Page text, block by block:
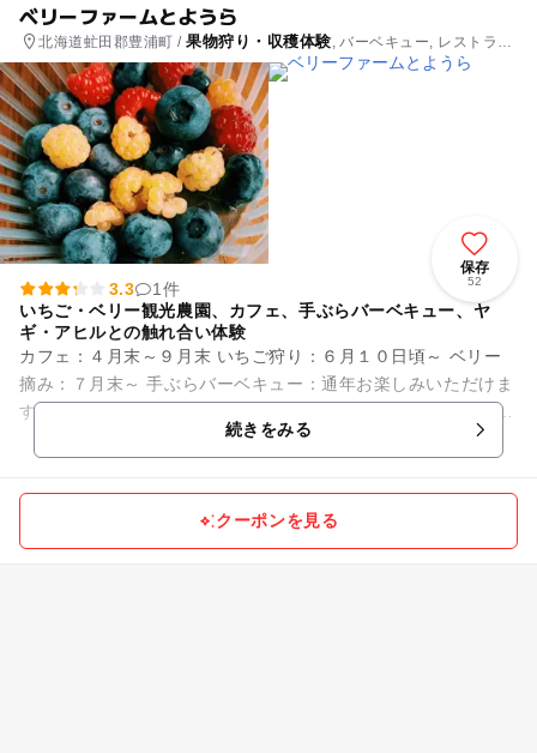
ベリーファームとようら
北海道虻田郡豊浦町 /果物狩り・収穫体験, バーベキュー, レストラ
ン・カフェ
保存
52
3.3
1件
いちご・ベリー観光農園、カフェ、手ぶらバーベキュー、ヤ
ギ・アヒルとの触れ合い体験
カフェ：４月末～９月末 いちご狩り：６月１０日頃～ ベリー
摘み：７月末～ 手ぶらバーベキュー：通年お楽しみいただけま
す。 屋内トイレ・屋外トイレどちらもあり、小さなお子様や女
続きをみる
クーポンを見る